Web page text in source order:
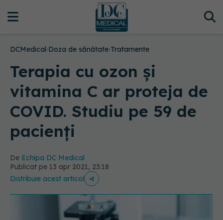
DCMedical›Doza de sănătate›Tratamente
Terapia cu ozon și
vitamina C ar proteja de
COVID. Studiu pe 59 de
pacienți
De Echipa DC Medical
Publicat pe 13 apr 2021, 23:18
Distribuie acest articol